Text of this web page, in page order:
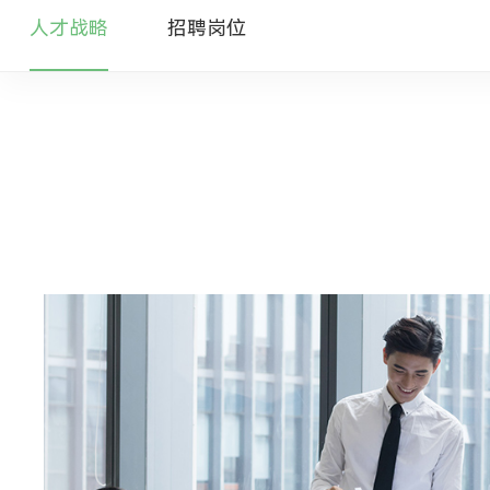
人才战略 招聘岗位